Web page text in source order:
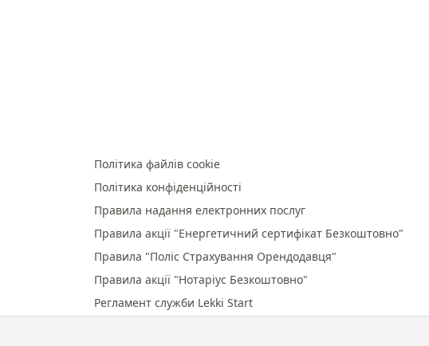
Політика файлів cookie
Політика конфіденційності
Правила надання електронних послуг
Правила акції "Енергетичний сертифікат Безкоштовно"
Правила "Поліс Страхування Орендодавця"
Правила акції "Нотаріус Безкоштовно"
Регламент служби Lekki Start